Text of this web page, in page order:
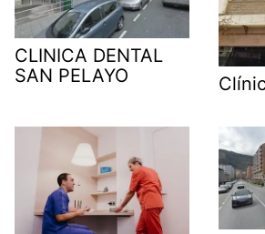
CLINICA DENTAL
SAN PELAYO